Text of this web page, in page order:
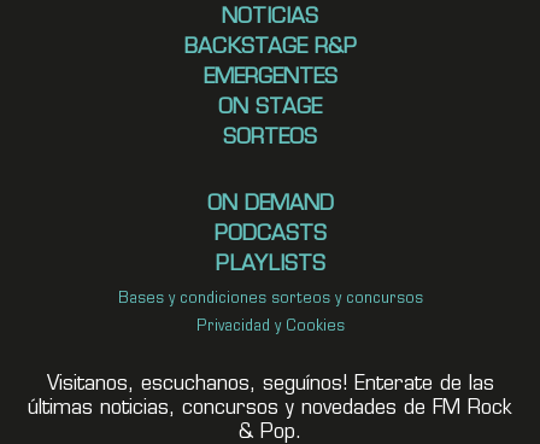
NOTICIAS
BACKSTAGE R&P
EMERGENTES
ON STAGE
SORTEOS
ON DEMAND
PODCASTS
PLAYLISTS
Bases y condiciones sorteos y concursos
Privacidad y Cookies
Visitanos, escuchanos, seguínos! Enterate de las
últimas noticias, concursos y novedades de FM Rock
& Pop.